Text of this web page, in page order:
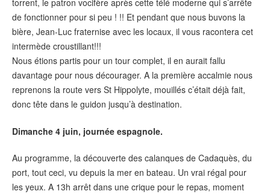
torrent, le patron vocifère après cette télé moderne qui s’arrête
de fonctionner pour si peu ! !! Et pendant que nous buvons la
bière, Jean-Luc fraternise avec les locaux, il vous racontera cet
intermède croustillant!!!
Nous étions partis pour un tour complet, il en aurait fallu
davantage pour nous décourager. A la première accalmie nous
reprenons la route vers St Hippolyte, mouillés c’était déjà fait,
donc tête dans le guidon jusqu’à destination.
Dimanche 4 juin, journée espagnole.
Au programme, la découverte des calanques de Cadaquès, du
port, tout ceci, vu depuis la mer en bateau. Un vrai régal pour
les yeux. A 13h arrêt dans une crique pour le repas, moment